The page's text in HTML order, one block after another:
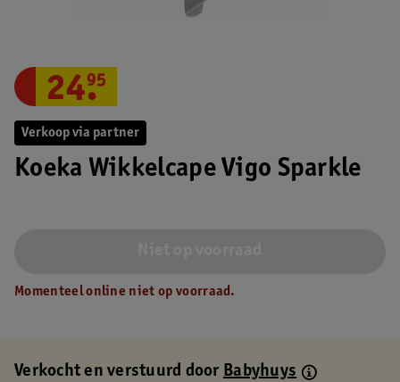
Verkoop via partner
Koeka Wikkelcape Vigo Sparkle
24.
95
Momenteel online niet op voorraad.
Verkocht en verstuurd doorBabyhuys